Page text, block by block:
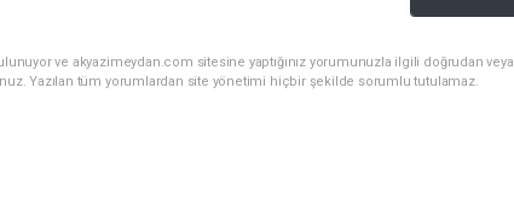
ve akyazimeydan.com sitesine yaptığınız yorumunuzla ilgili doğrudan veya
Yazılan tüm yorumlardan site yönetimi hiçbir şekilde sorumlu tutulamaz.